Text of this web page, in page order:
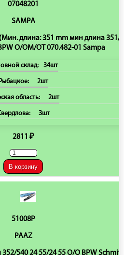
07048201
SAMPA
длина: 351 mm мин длина 351/
O/OM/OT 070.482-01 Sampa
склад: 34шт
2шт
область: 2шт
3шт
2811 ₽
В корзину
51008P
PAAZ
540 24 55/24 55 O/O BPW Schmitz